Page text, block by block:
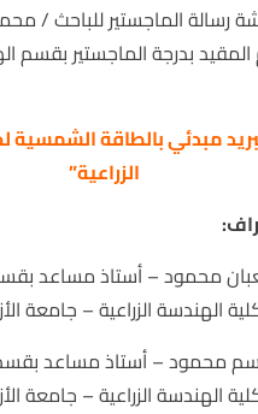
رسالة الماجستير للباحث /
بدرجة الماجستير بقسم
مبدئي بالطاقة الشمسية
الزراعية”
محمود – أستاذ مساعد
الهندسة الزراعية – جامعة
محمود – أستاذ مساعد
الهندسة الزراعية – جامعة